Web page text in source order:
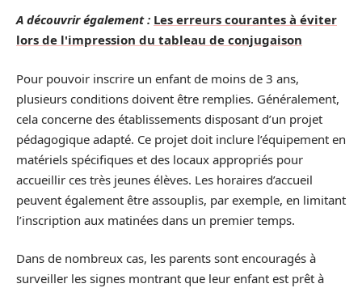
A découvrir également : Les erreurs courantes à éviter
lors de l'impression du tableau de conjugaison
Pour pouvoir inscrire un enfant de moins de 3 ans,
plusieurs conditions doivent être remplies. Généralement,
cela concerne des établissements disposant d’un projet
pédagogique adapté. Ce projet doit inclure l’équipement en
matériels spécifiques et des locaux appropriés pour
accueillir ces très jeunes élèves. Les horaires d’accueil
peuvent également être assouplis, par exemple, en limitant
l’inscription aux matinées dans un premier temps.
Dans de nombreux cas, les parents sont encouragés à
surveiller les signes montrant que leur enfant est prêt à